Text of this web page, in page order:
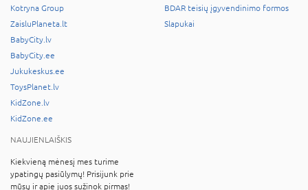
Kotryna Group
ZaisluPlaneta.lt
BabyCity.lv
BabyCity.ee
Jukukeskus.ee
ToysPlanet.lv
KidZone.lv
KidZone.ee
BDAR teisių įgyvendinimo formos
Slapukai
NAUJIENLAIŠKIS
Kiekvieną mėnesį mes turime
ypatingų pasiūlymų! Prisijunk prie
mūsų ir apie juos sužinok pirmas!